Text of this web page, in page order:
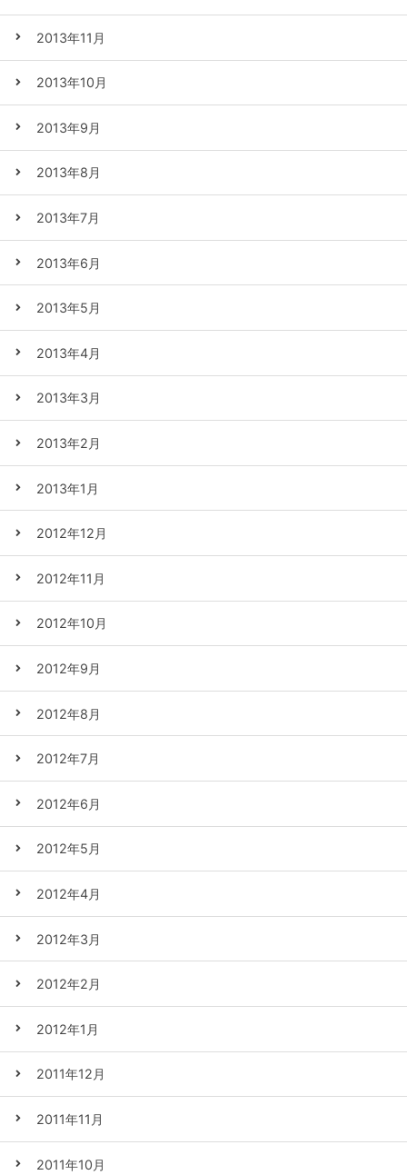
2013年11月
2013年10月
2013年9月
2013年8月
2013年7月
2013年6月
2013年5月
2013年4月
2013年3月
2013年2月
2013年1月
2012年12月
2012年11月
2012年10月
2012年9月
2012年8月
2012年7月
2012年6月
2012年5月
2012年4月
2012年3月
2012年2月
2012年1月
2011年12月
2011年11月
2011年10月